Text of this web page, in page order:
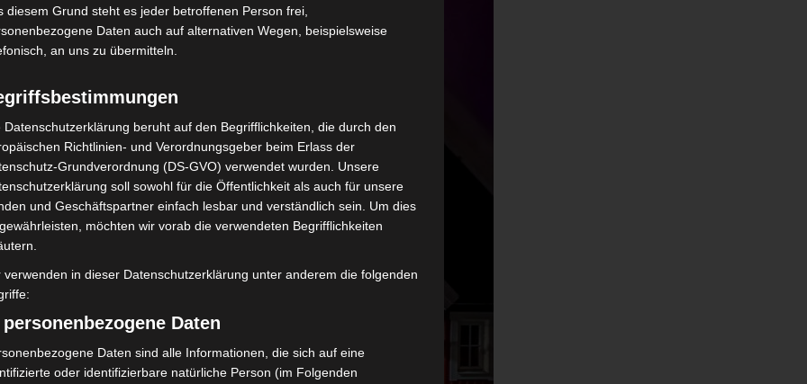
diesem Grund steht es jeder betroffenen Person frei,
Daten auch auf alternativen Wegen, beispielsweise
an uns zu übermitteln.
Datenschutzerklärung beruht auf den Begrifflichkeiten, die durch den
Richtlinien- und Verordnungsgeber beim Erlass der
Grundverordnung (DS-GVO) verwendet wurden. Unsere
soll sowohl für die Öffentlichkeit als auch für unsere
und Geschäftspartner einfach lesbar und verständlich sein. Um dies
möchten wir vorab die verwendeten Begrifflichkeiten
verwenden in dieser Datenschutzerklärung unter anderem die folgenden
personenbezogene Daten
Daten sind alle Informationen, die sich auf eine
oder identifizierbare natürliche Person (im Folgenden